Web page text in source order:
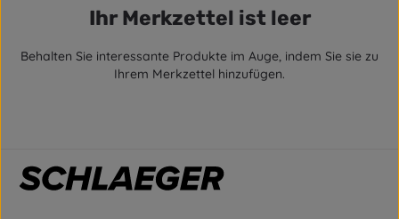
Ihr Merkzettel ist leer
Behalten Sie interessante Produkte im Auge, indem Sie sie zu
Ihrem Merkzettel hinzufügen.